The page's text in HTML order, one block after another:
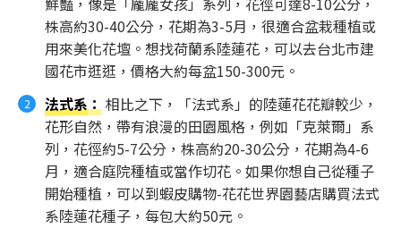
株高約30-40公分，花期為3-5月，很適合盆栽種植或
用來美化花壇。想找荷蘭系陸蓮花，可以去台北市建
國花市逛逛，價格大約每盆150-300元。
法式系：相比之下，「法式系」的陸蓮花花瓣較少，
花形自然，帶有浪漫的田園風格，例如「克萊爾」系
列，花徑約5-7公分，株高約20-30公分，花期為4-6
月，適合庭院種植或當作切花。如果你想自己從種子
開始種植，可以到蝦皮購物-花花世界園藝店購買法式
系陸蓮花種子，每包大約50元。